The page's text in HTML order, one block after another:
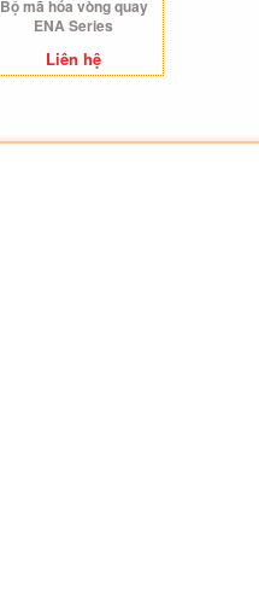
Bộ mã hóa vòng quay
ENA Series
Liên hệ